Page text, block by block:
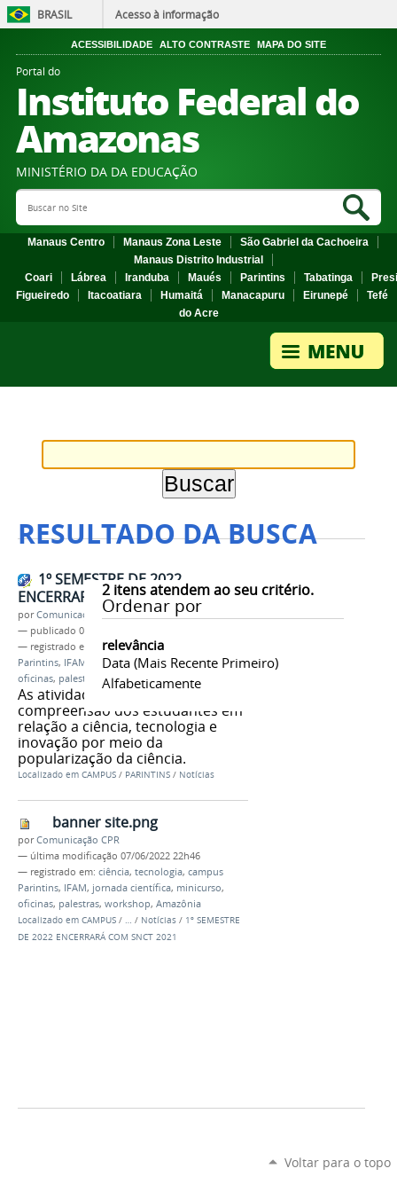
BRASIL Acesso à informação
ACESSIBILIDADE ALTO CONTRASTE MAPA DO SITE
Portal do
Instituto Federal do
Amazonas
MINISTÉRIO DA DA EDUCAÇÃO
Search Site
Manaus Centro Manaus Zona Leste
São Gabriel da Cachoeira
Manaus Distrito Industrial
Coari
Lábrea Iranduba Maués Parintins Tabatinga
Figueiredo
Itacoatiara Humaitá Manacapuru Eirunepé
Tefé
do Acre
RESULTADO DA BUSCA
2itens atendem ao seu critério.
Ordenar por
relevância
Data (mais Recente Primeiro)
Alfabeticamente
1º SEMESTRE DE 2022
ENCERRARÁ COM SNCT 2021
porComunicação CPR
— publicado 07/06/2022
— registrado em:
ciência,tecnologia
Parintins, IFAM jornada científica ,minicurso ,
oficinas, palestras workshop Amazônia
As atividades visam ampliar a
compreensão dos estudantes em
relação a ciência, tecnologia e
inovação por meio da
popularização da ciência.
Localizado em CAMPUS / PARINTINS / Notícias
banner site.png
porComunicação CPR
— última modificação 07/06/2022 22h46
— registrado em: ciência, tecnologia, campus
Parintins, IFAM, jornada científica, minicurso,
oficinas, palestras, workshop, Amazônia
Localizado em CAMPUS / / Notícias / 1º SEMESTRE
DE 2022 ENCERRARÁ COM SNCT 2021
Voltar para o topo